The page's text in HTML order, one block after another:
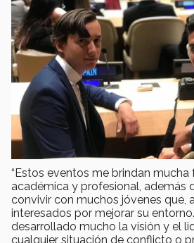
“Estos eventos me brindan mucha
académica y profesional, además
convivir con muchos jóvenes que,
interesados por mejorar su
desarrollado mucho la visión y el
cualquier situación de conflicto o